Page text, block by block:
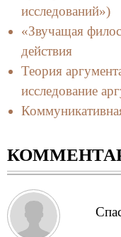
исследований»)
«Звучащая
действия
Теория
исследование